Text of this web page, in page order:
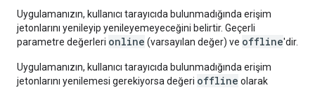
Uygulamanızın, kullanıcı tarayıcıda bulunmadığında erişim
jetonlarını yenileyip yenileyemeyeceğini belirtir. Geçerli
parametre değerleri online (varsayılan değer) ve offline'dir.
Uygulamanızın, kullanıcı tarayıcıda bulunmadığında erişim
jetonlarını yenilemesi gerekiyorsa değeri offline olarak